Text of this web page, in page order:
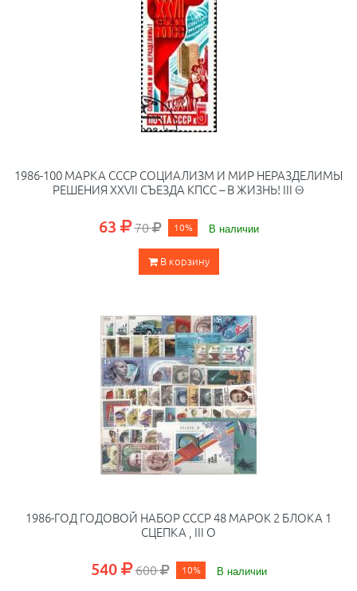
1986-100 МАРКА СССР СОЦИАЛИЗМ И МИР НЕРАЗДЕЛИМЫ
РЕШЕНИЯ ХХVII СЪЕЗДА КПСС – В ЖИЗНЬ! III Θ
63 70 10% В наличии
В корзину
1986-ГОД ГОДОВОЙ НАБОР СССР 48 МАРОК 2 БЛОКА 1
СЦЕПКА , III O
540 600 10% В наличии